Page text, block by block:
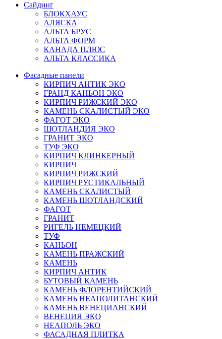
Сайдинг
БЛОКХАУС
АЛЯСКА
АЛЬТА БРУС
АЛЬТА ФОРМ
КАНАДА ПЛЮС
АЛЬТА КЛАССИКА
Фасадные панели
КИРПИЧ АНТИК ЭКО
ГРАНД КАНЬОН ЭКО
КИРПИЧ РИЖСКИЙ ЭКО
КАМЕНЬ СКАЛИСТЫЙ ЭКО
ФАГОТ ЭКО
ШОТЛАНДИЯ ЭКО
ГРАНИТ ЭКО
ТУФ ЭКО
КИРПИЧ КЛИНКЕРНЫЙ
КИРПИЧ
КИРПИЧ РИЖСКИЙ
КИРПИЧ РУСТИКАЛЬНЫЙ
КАМЕНЬ СКАЛИСТЫЙ
КАМЕНЬ ШОТЛАНДСКИЙ
ФАГОТ
ГРАНИТ
РИГЕЛЬ НЕМЕЦКИЙ
ТУФ
КАНЬОН
КАМЕНЬ ПРАЖСКИЙ
КАМЕНЬ
КИРПИЧ АНТИК
БУТОВЫЙ КАМЕНЬ
КАМЕНЬ ФЛОРЕНТИЙСКИЙ
КАМЕНЬ НЕАПОЛИТАНСКИЙ
КАМЕНЬ ВЕНЕЦИАНСКИЙ
ВЕНЕЦИЯ ЭКО
НЕАПОЛЬ ЭКО
ФАСАДНАЯ ПЛИТКА